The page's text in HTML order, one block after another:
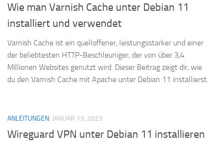
Wie man Varnish Cache unter Debian 11
installiert und verwendet
Varnish Cache ist ein quelloffener, leistungsstarker und einer
der beliebtesten HTTP-Beschleuniger, der von über 3,4
Millionen Websites genutzt wird. Dieser Beitrag zeigt dir, wie
du den Varnish Cache mit Apache unter Debian 11 installierst.
ANLEITUNGEN JANUAR 13, 2023
Wireguard VPN unter Debian 11 installieren